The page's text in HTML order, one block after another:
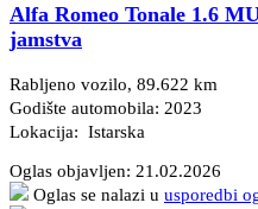
Alfa Romeo Tonale 1.6
jamstva
Rabljeno vozilo, 89.622 km
Godište automobila: 2023
Lokacija: Istarska
Oglas objavljen: 21.02.2026
Oglas se nalazi u usporedbi